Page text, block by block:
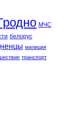
МЧС
белорус
милиция
транспорт